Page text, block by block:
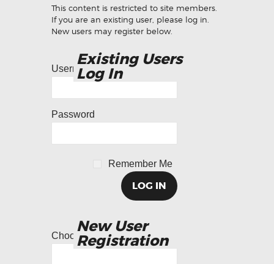
This content is restricted to site members.
If you are an existing user, please log in.
New users may register below.
Existing Users
Log In
Username or Email
Password
Remember Me
New User
Registration
Choose a Username*